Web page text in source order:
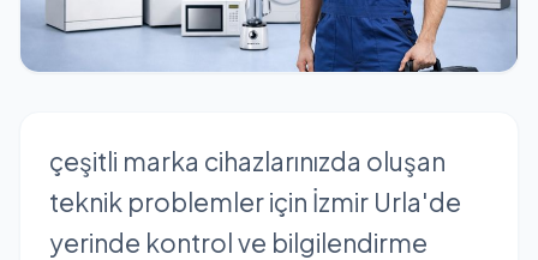
çeşitli marka cihazlarınızda oluşan
teknik problemler için İzmir Urla'de
yerinde kontrol ve bilgilendirme